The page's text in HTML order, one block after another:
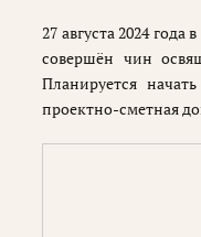
27 августа 2024
совершён чин
Планируется
проектно-сметная